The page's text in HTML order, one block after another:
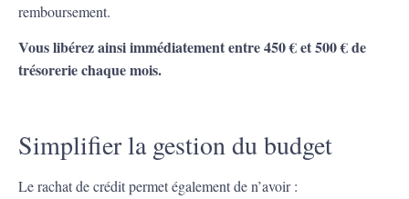
remboursement.
Vous libérez ainsi immédiatement entre 450 € et 500 € de
trésorerie chaque mois.
Simplifier la gestion du budget
Le rachat de crédit permet également de n’avoir :